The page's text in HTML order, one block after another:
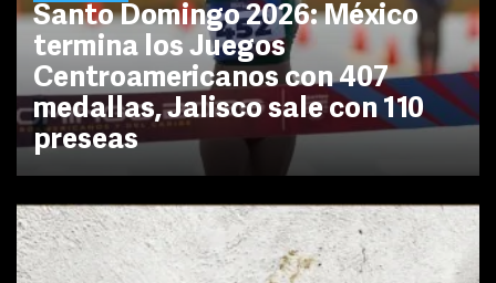
Santo Domingo 2026: México
termina los Juegos
Centroamericanos con 407
medallas, Jalisco sale con 110
preseas